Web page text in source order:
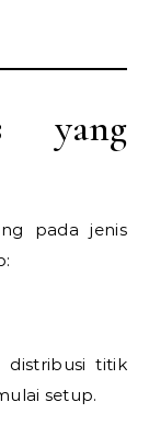
yang
pada jenis
distribusi titik
setup.